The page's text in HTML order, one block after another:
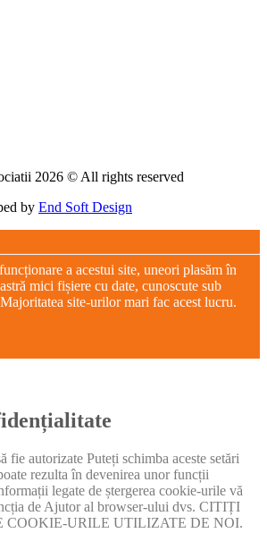
2026 © All rights reserved
by End Soft Design
a acestui site, uneori plasăm în
mici fișiere cu date, cunoscute sub
site-urilor mari fac acest lucru.
fie autorizate Puteți schimba aceste setări
rezulta în devenirea unor funcții
legate de ștergerea cookie-urile vă
de Ajutor al browser-ului dvs. CITIȚI
COOKIE-URILE UTILIZATE DE NOI.